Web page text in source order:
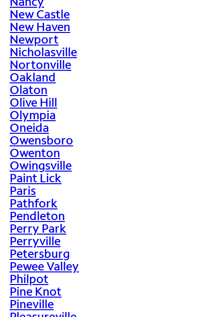
New Castle
New Haven
Newport
Nicholasville
Nortonville
Oakland
Olaton
Olive Hill
Olympia
Oneida
Owensboro
Owenton
Owingsville
Paint Lick
Paris
Pathfork
Pendleton
Perry Park
Perryville
Petersburg
Pewee Valley
Philpot
Pine Knot
Pineville